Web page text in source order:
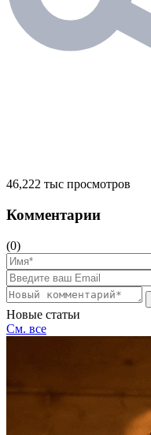
46,222 тыс просмотров
Комментарии
(0)
Новые статьи
См. все